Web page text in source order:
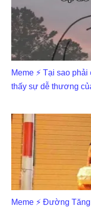
Meme ⚡ Tại sao
thấy sự dễ thương
Meme ⚡ Đường